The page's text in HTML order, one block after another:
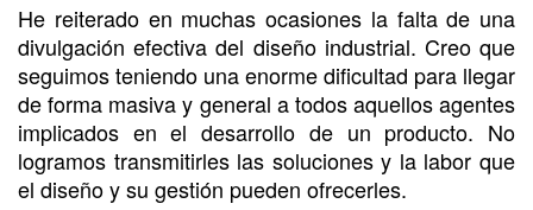
He reiterado en muchas ocasiones la falta de una
divulgación efectiva del diseño industrial. Creo que
seguimos teniendo una enorme dificultad para llegar
de forma masiva y general a todos aquellos agentes
implicados en el desarrollo de un producto. No
logramos transmitirles las soluciones y la labor que
el diseño y su gestión pueden ofrecerles.